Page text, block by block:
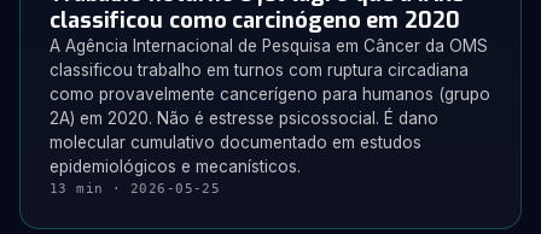
classificou como carcinógeno em 2020
A Agência Internacional de Pesquisa em Câncer da OMS
classificou trabalho em turnos com ruptura circadiana
como provavelmente cancerígeno para humanos (grupo
2A) em 2020. Não é estresse psicossocial. É dano
molecular cumulativo documentado em estudos
epidemiológicos e mecanísticos.
13 min · 2026-05-25